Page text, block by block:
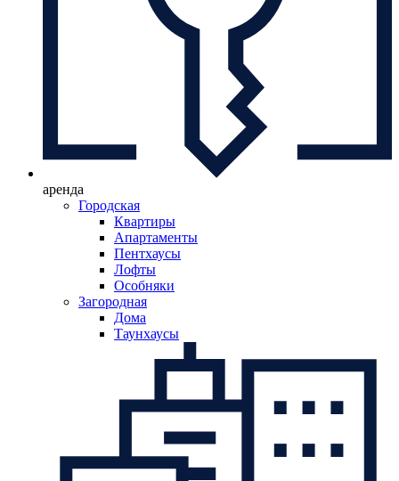
аренда
Городская
Квартиры
Апартаменты
Пентхаусы
Лофты
Особняки
Загородная
Дома
Таунхаусы